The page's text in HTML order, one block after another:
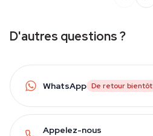
D'autres questions ?
WhatsApp De retour bientôt
Appelez-nous